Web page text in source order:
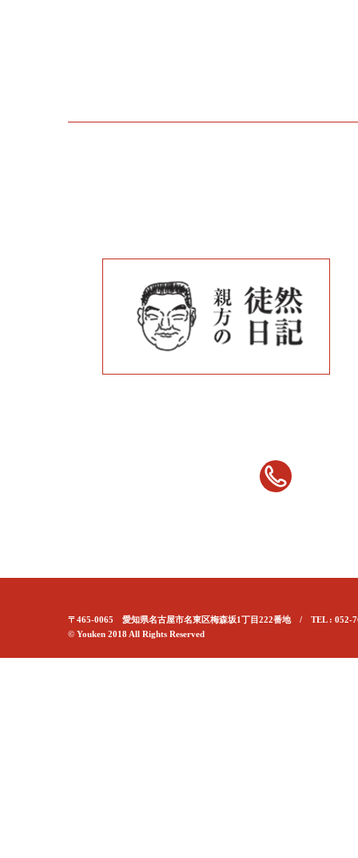
〒465-0065 愛知県名古屋市名東区梅森坂1丁目222番地 / TEL : 052-
© Youken 2018 All Rights Reserved